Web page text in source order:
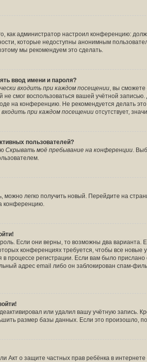
как администратор настроил конференцию:
которые недоступны анонимным
мы рекомендуем это сделать.
ввод имени и пароля?
входить при каждом посещении, вы сможете
не смог воспользоваться вашей учётной
на конференцию. Не рекомендуется делать
при каждом посещении отсутствует,
пользователей?
Скрывать моё пребывание на конференции.
можно легко получить новый. Перейдите на
конференцию.
Если они верны, то возможны два варианта.
конференциях требуется, чтобы все
процессе регистрации. Если вам было
адрес email либо он заблокирован спам-
или удалил вашу учётную запись.
размер базы данных. Если это произошло,
Акт о защите частных прав ребёнка в